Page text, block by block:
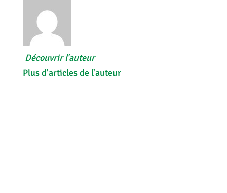
Découvrir l'auteur
Plus d'articles de l'auteur